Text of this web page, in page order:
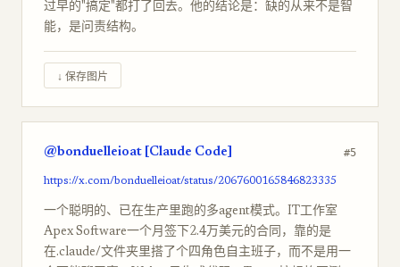
过早的"搞定"都打了回去。他的结论是：缺的从来不是智
能，是问责结构。
↓ 保存图片
@bonduelleioat [Claude Code] #5
https://x.com/bonduelleioat/status/2067600165846823335
一个聪明的、已在生产里跑的多agent模式。IT工作室
Apex Software一个月签下2.4万美元的合同，靠的是
在.claude/文件夹里搭了个四角色自主班子，而不是用一